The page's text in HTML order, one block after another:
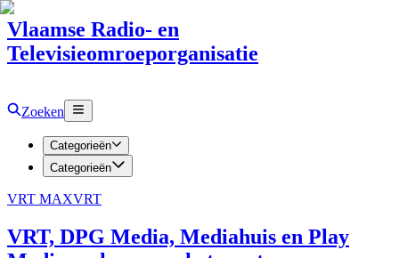
Vlaamse Radio- en
Televisieomroeporganisatie
Zoeken
Categorieën
Categorieën
VRT MAXVRT
VRT, DPG Media, Mediahuis en Play